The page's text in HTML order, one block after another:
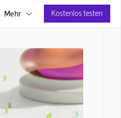
Mehr  Kostenlos testen